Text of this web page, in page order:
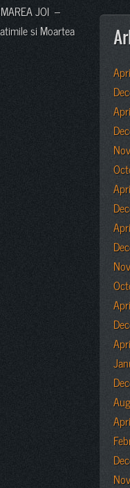
JOI –
si Moartea